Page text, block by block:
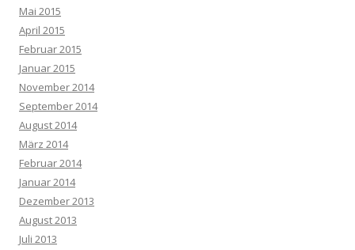
Mai 2015
April 2015
Februar 2015
Januar 2015
November 2014
September 2014
August 2014
März 2014
Februar 2014
Januar 2014
Dezember 2013
August 2013
Juli 2013